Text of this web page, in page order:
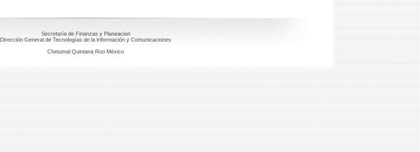
Secretaría de Finanzas y Planeacion
Dirección General de Tecnologías de la Información y Comunicaciones
Chetumal Quintana Roo México